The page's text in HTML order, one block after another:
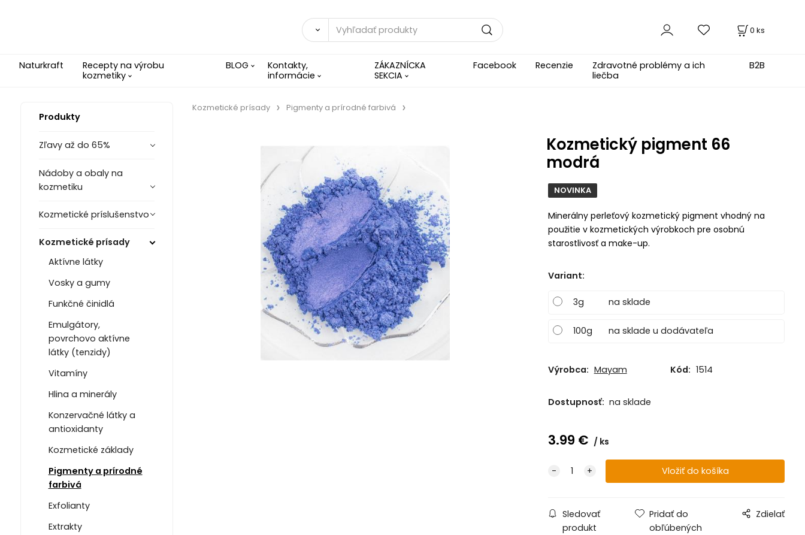
0 ks
Naturkraft
Recepty na výrobu
kozmetiky
BLOG
Kontakty,
informácie
ZÁKAZNÍCKA
SEKCIA
Facebook Recenzie
Zdravotné problémy a ich
liečba
B2B
Produkty
Zľavy až do 65%
Nádoby a obaly na
kozmetiku
Kozmetické príslušenstvo
Kozmetické prísady
Aktívne látky
Vosky a gumy
Funkčné činidlá
Emulgátory,
povrchovo aktívne
látky (tenzidy)
Vitamíny
Hlina a minerály
Konzervačné látky a
antioxidanty
Kozmetické základy
Pigmenty a prírodné
farbivá
Exfolianty
Extrakty
Kozmetické prísady Pigmenty a prírodné farbivá
Kozmetický pigment 66
modrá
NOVINKA
Minerálny perleťový kozmetický pigment vhodný na
použitie v kozmetických výrobkoch pre osobnú
starostlivosť a make-up.
Variant:
3g na sklade
100g na sklade u dodávateľa
Výrobca: Mayam Kód: 1514
Dostupnosť: na sklade
3.99 € ks
Sledovať
produkt
Pridať do
obľúbených
Zdielať